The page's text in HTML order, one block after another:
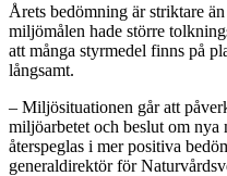
Årets bedömning är striktare
miljömålen hade större
att många styrmedel finns på
långsamt.
– Miljösituationen går att
miljöarbetet och beslut om nya
återspeglas i mer positiva
generaldirektör för